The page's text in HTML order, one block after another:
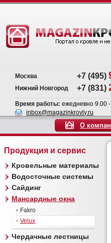
Москва +7 (495)
Нижний Новгород +7 (831)
Время работы: ежедневно 9.00
inbox@magazinkrovly.ru
О
Продукция и сервис
Кровельные материалы
Водосточные системы
Сайдинг
Мансардные окна
Fakro
Velux
Чердачные лестницы